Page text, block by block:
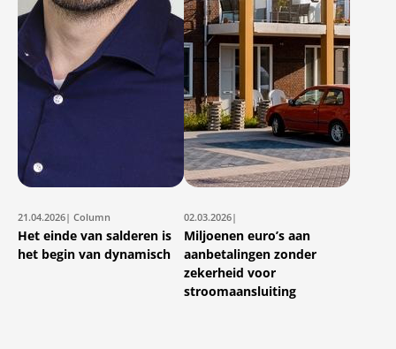
21.04.2026| Column
Het einde van salderen is
het begin van dynamisch
02.03.2026|
Miljoenen euro’s aan
aanbetalingen zonder
zekerheid voor
stroomaansluiting